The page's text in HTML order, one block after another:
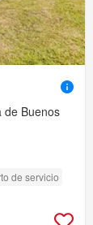
de Buenos
de servicio